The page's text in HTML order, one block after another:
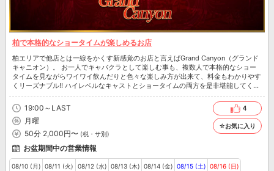
柏で本格的なショータイムが楽しめるお店
柏エリアで他店とは一線をかくす新感覚のお店と言えばGrand Canyon（グランド
キャニオン）。 お一人でキャバクラとして楽しむ事も、複数人で本格的なショー
タイムを見ながらワイワイ飲んだりと色々な楽しみ方が出来て、料金もわかりやす
くリーズナブル!! ハイレベルなキャストとショータイムの両方を是非堪能してくだ
さい！
19:00～LAST
月曜
50分 2,000円〜 (税・サ別)
4
☆お気に入り
お盆期間中の営業情報
08/10 (月) 08/11 (火) 08/12 (水) 08/13 (木) 08/14 (金) 08/15 (土) 08/16 (日)